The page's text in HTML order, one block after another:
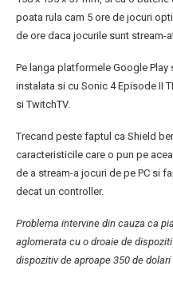
poata rula cam 5 ore de jocuri
de ore daca jocurile sunt stream-
Pe langa platformele Google Play
instalata si cu Sonic 4 Episode II
si TwitchTV.
Trecand peste faptul ca Shield
caracteristicile care o pun pe
de a stream-a jocuri de pe PC si
decat un controller.
Problema intervine din cauza ca
aglomerata cu o droaie de
dispozitiv de aproape 350 de